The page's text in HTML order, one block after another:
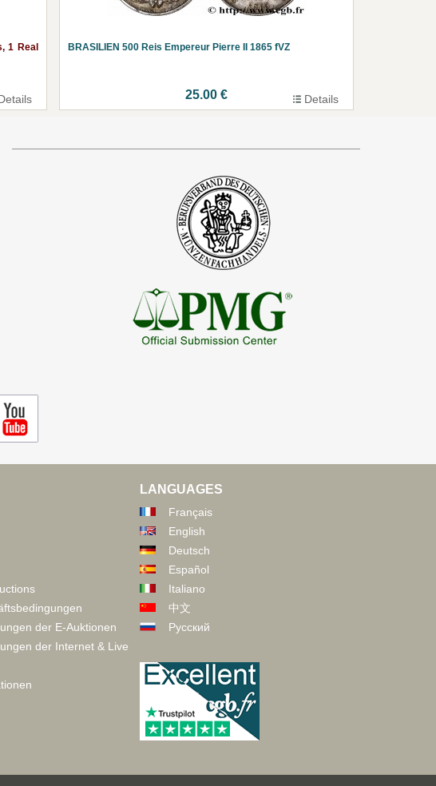
1 Real
BRASILIEN 500 Reis Empereur Pierre II 1865 fVZ
25.00 € Details
der E-Auktionen
der Internet & Live
LANGUAGES
Français
English
Deutsch
Español
Italiano
中文
Русский